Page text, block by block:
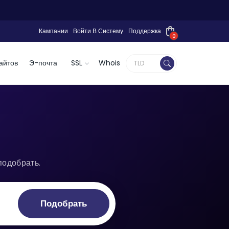
Кампании Войти В Систему Поддержка
0
Э-почта SSL Whois
Подобрать